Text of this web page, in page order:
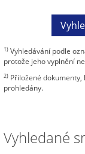
1) Vyhledávání podle
protože jeho vyplnění
2) Přiložené
prohledány.
Vyhledané